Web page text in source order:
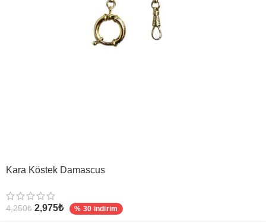
Kara Köstek Damascus
4,250₺ 2,975₺ % 30 indirim